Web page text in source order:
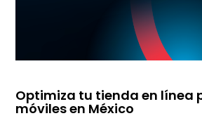
Optimiza tu tienda en línea
móviles en México